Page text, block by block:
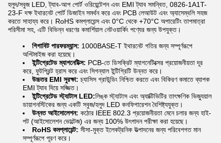
হলুদ/সবুজ LED, ট্যাব-আপ পোর্ট ওরিয়েন্টেশন এবং EMI ট্যাব সমন্বিত, 0826-1A1T-
23-F দক্ষ ইথারনেট পোর্ট ডিজাইন সমর্থন করে এবং PCB লেআউট এবং অ্যাসেম্বলি সহজ
করতে সাহায্য করে। RoHS কমপ্লায়েন্স এবং 0°C থেকে +70°C অপারেটিং তাপমাত্রা
পরিসীমা সহ, এটি বিভিন্ন ধরণের কমার্শিয়াল নেটওয়ার্কিং পণ্যের জন্য উপযুক্ত।
গিগাবিট পারফরম্যান্স: 1000BASE-T ইথারনেট গতির জন্য সম্পূর্ণরূপে
অপ্টিমাইজ করা হয়েছে।
ইন্টিগ্রেটেড ম্যাগনেটিক্স: PCB-তে ডিসক্রিট ম্যাগনেটিক্সের প্রয়োজনীয়তা দূর
করে, ফুটপ্রিন্ট হ্রাস করে এবং সিগন্যাল ইন্টিগ্রিটি উন্নত করে।
উচ্চতর EMI সুরক্ষা: চ্যাসিস গ্রাউন্ডিং নিশ্চিত করতে এবং বিকিরণ কমাতে ব্যাপক
EMI ট্যাব দিয়ে সজ্জিত।
ইন্টিগ্রেটেড স্ট্যাটাস LED:লিঙ্ক স্ট্যাটাস এবং অ্যাক্টিভিটির তাৎক্ষণিক ভিজ্যুয়াল
ডায়াগনস্টিকের জন্য একটি সবুজ/হলুদ LED কনফিগারেশন বৈশিষ্ট্যযুক্ত।
উন্নত আইসোলেশন: কঠোর IEEE 802.3 প্রয়োজনীয়তা মেনে চলার জন্য হাই-
পট (আইসোলেশন ভোল্টেজ) এর জন্য 100% উৎপাদন পরীক্ষা করা হয়েছে।
RoHS কমপ্লায়েন্ট: সীসা-মুক্ত ইলেকট্রনিক উত্পাদনের জন্য পরিবেশগত মান
সম্পূর্ণরূপে পূরণ করে।